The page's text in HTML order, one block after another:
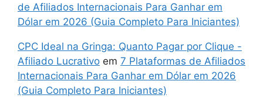
de Afiliados Internacionais Para Ganhar em
Dólar em 2026 (Guia Completo Para Iniciantes)
CPC Ideal na Gringa: Quanto Pagar por Clique -
Afiliado Lucrativo em 7 Plataformas de Afiliados
Internacionais Para Ganhar em Dólar em 2026
(Guia Completo Para Iniciantes)